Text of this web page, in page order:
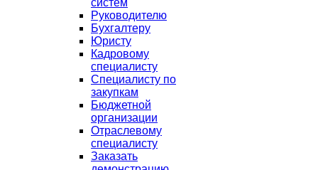
систем
Руководителю
Бухгалтеру
Юристу
Кадровому
специалисту
Специалисту по
закупкам
Бюджетной
организации
Отраслевому
специалисту
Заказать